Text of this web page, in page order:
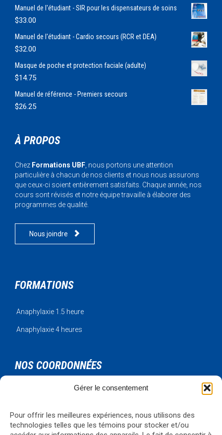
Gérer le consentement
Pour offrir les meilleures expériences, nous utilisons des
technologies telles que les témoins pour stocker et/ou
Manuel de l'étudiant - SIR pour les dispensateurs de soins
$33.00
Manuel de l'étudiant - Cardio secours (RCR et DEA)
$32.00
Masque de poche et protection faciale (adulte)
$14.75
Manuel de référence - Premiers secours
$26.25
À PROPOS
Chez Formations UBF , nous portons une attention
particulière à chacun de nos clients et nous nous assurons
que ceux-ci soient entièrement satisfaits. Chaque année, nos
cours sont révisés et notre équipe travaille à élaborer des
programmes de qualité.
Nous joindre 
FORMATIONS
Anaphylaxie 1.5 heure
Anaphylaxie 4 heures
NOS COORDONNÉES
Urgence Bois-Francs Inc.
Téléphone: 819-330-4344